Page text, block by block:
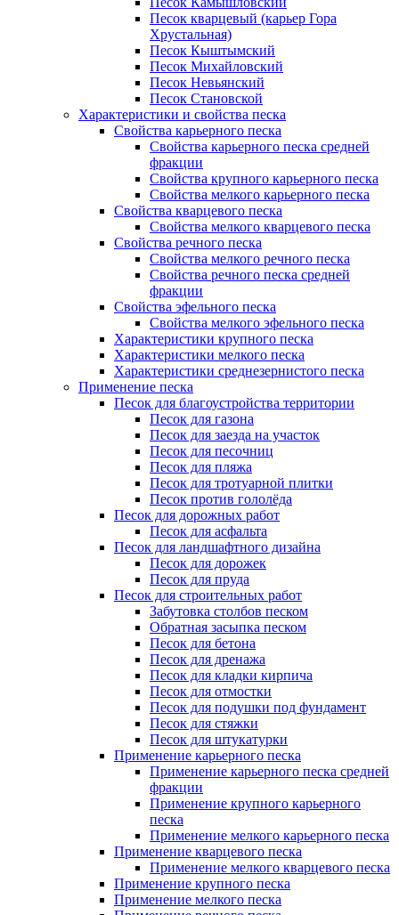
Песок кварцевый (карьер Гора
Хрустальная)
Песок Кыштымский
Песок Михайловский
Песок Невьянский
Песок Становской
Характеристики и свойства песка
Свойства карьерного песка
Свойства карьерного песка средней
фракции
Свойства крупного карьерного песка
Свойства мелкого карьерного песка
Свойства кварцевого песка
Свойства мелкого кварцевого песка
Свойства речного песка
Свойства мелкого речного песка
Свойства речного песка средней
фракции
Свойства эфельного песка
Свойства мелкого эфельного песка
Характеристики крупного песка
Характеристики мелкого песка
Характеристики среднезернистого песка
Применение песка
Песок для благоустройства территории
Песок для газона
Песок для заезда на участок
Песок для песочниц
Песок для пляжа
Песок для тротуарной плитки
Песок против гололёда
Песок для дорожных работ
Песок для асфальта
Песок для ландшафтного дизайна
Песок для дорожек
Песок для пруда
Песок для строительных работ
Забутовка столбов песком
Обратная засыпка песком
Песок для бетона
Песок для дренажа
Песок для кладки кирпича
Песок для отмостки
Песок для подушки под фундамент
Песок для стяжки
Песок для штукатурки
Применение карьерного песка
Применение карьерного песка средней
фракции
Применение крупного карьерного
песка
Применение мелкого карьерного песка
Применение кварцевого песка
Применение мелкого кварцевого песка
Применение крупного песка
Применение мелкого песка